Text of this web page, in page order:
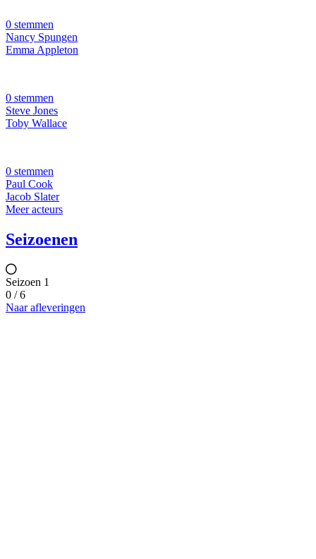
0 stemmen
Nancy Spungen
Emma Appleton
0 stemmen
Steve Jones
Toby Wallace
0 stemmen
Paul Cook
Jacob Slater
Meer acteurs
Seizoenen
Seizoen 1
0 / 6
Naar afleveringen